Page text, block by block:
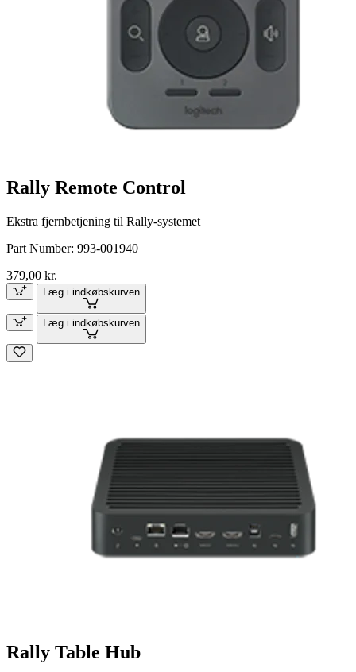
Rally Remote Control
Ekstra fjernbetjening til Rally-systemet
Part Number: 993-001940
379,00 kr.
Læg i indkøbskurven
Læg i indkøbskurven
Rally Table Hub